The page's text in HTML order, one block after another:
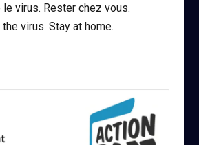
virus. Rester chez vous.
virus. Stay at home.